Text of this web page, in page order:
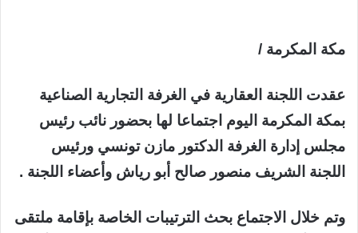
مكة المكرمة /
عقدت اللجنة العقارية في الغرفة التجارية الصناعية
بمكة المكرمة اليوم اجتماعا لها بحضور نائب رئيس
مجلس إدارة الغرفة الدكتور مازن تونسي ورئيس
اللجنة الشريف منصور صالح أبو رياش وأعضاء اللجنة .
وتم خلال الاجتماع بحث الترتيبات الخاصة بإقامة ملتقى